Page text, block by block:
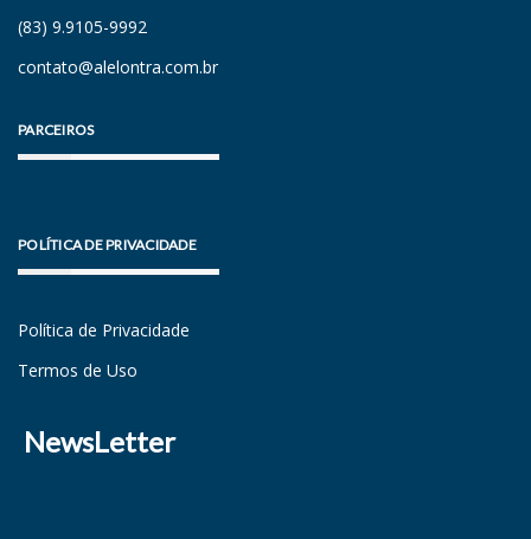
(83) 9.9105-9992
contato@alelontra.com.br
PARCEIROS
POLÍTICA DE PRIVACIDADE
Política de Privacidade
Termos de Uso
NewsLetter